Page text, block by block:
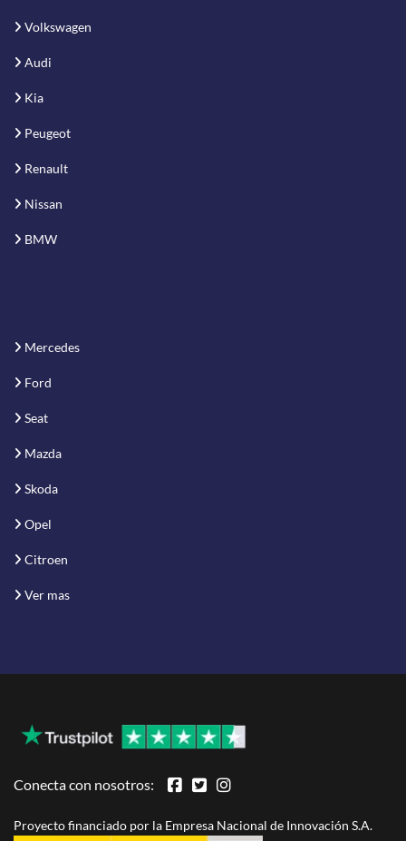
Volkswagen
Audi
Kia
Peugeot
Renault
Nissan
BMW
Mercedes
Ford
Seat
Mazda
Skoda
Opel
Citroen
Ver mas
Conecta con nosotros:
Proyecto financiado por la Empresa Nacional de Innovación S.A.